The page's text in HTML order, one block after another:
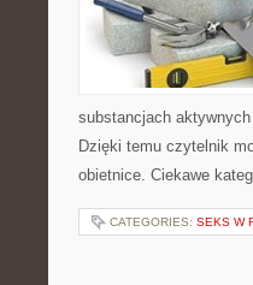
substancjach
Dzięki temu czytelnik
obietnice. Ciekawe
CATEGORIES: SEKS W